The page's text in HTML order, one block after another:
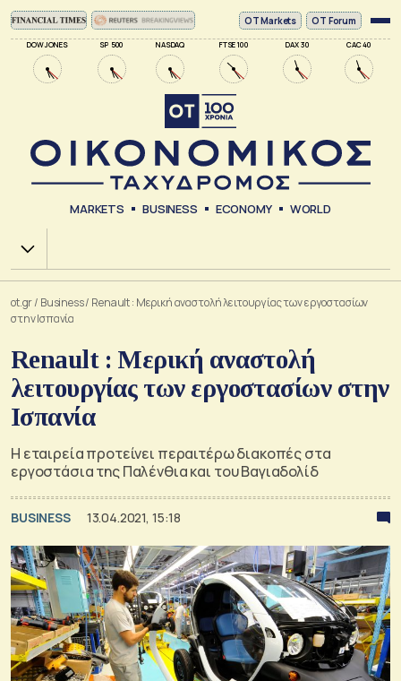
DOW JONES SP 500 NASDAQ FTSE 100 DAX 30 CAC 40
ΟΤ Markets OT Forum
MARKETS BUSINESS ECONOMY WORLD
Χ.Α.
ot.gr/ Business/ Renault : Μερική αναστολή λειτουργίας των εργοστασίων
στην Ισπανία
Renault : Μερική αναστολή
λειτουργίας των εργοστασίων στην
Ισπανία
Η εταιρεία προτείνει περαιτέρω διακοπές στα
εργοστάσια της Παλένθια και του Βαγιαδολίδ
BUSINESS 13.04.2021, 15:18